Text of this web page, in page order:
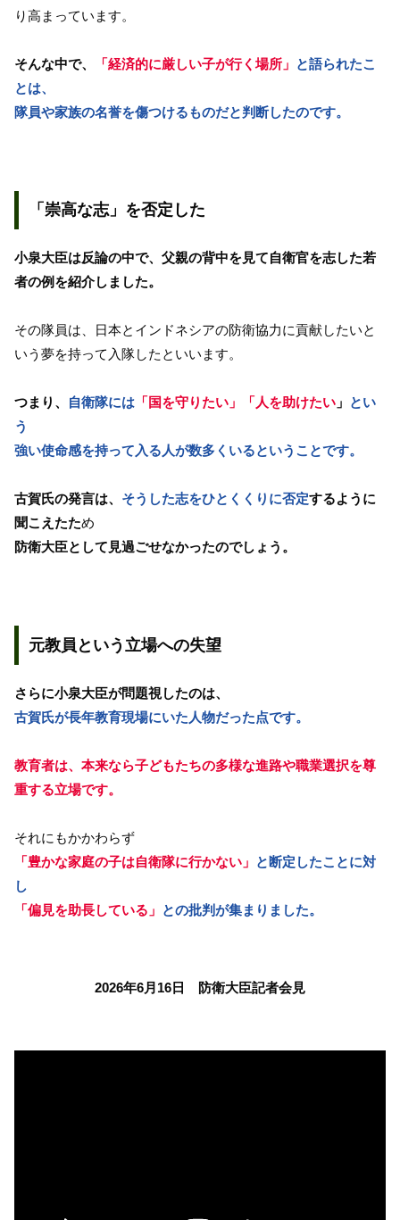
り高まっています。
そんな中で、 「経済的に厳しい子が行く場所」 と語られたこ
とは、
隊員や家族の名誉を傷つけるものだと判断したのです。
「崇高な志」を否定した
小泉大臣は反論の中で、父親の背中を見て自衛官を志した若
者の例を紹介しました。
その隊員は、日本とインドネシアの防衛協力に貢献したいと
いう夢を持って入隊したといいます。
つまり、 自衛隊には 「国を守りたい」「人を助けたい 」 とい
う
強い使命感を持って入る人が数多くいるということです。
古賀氏の発言は、 そうした志をひとくくりに否定するように
聞こえたため
防衛大臣として見過ごせなかったのでしょう。
元教員という立場への失望
さらに小泉大臣が問題視したのは、
古賀氏が長年教育現場にいた人物だった点です。
教育者は、本来なら子どもたちの多様な進路や職業選択を尊
重する立場です。
それにもかかわらず
「豊かな家庭の子は自衛隊に行かない」 と断定したことに対
し
「偏見を助長している」 との批判が集まりました。
2026年6月16日 防衛大臣記者会見